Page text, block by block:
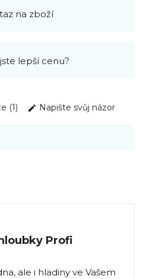
na zboží
lepší cenu?
(1) Napište svůj názor
Profi
ale i hladiny ve Vašem